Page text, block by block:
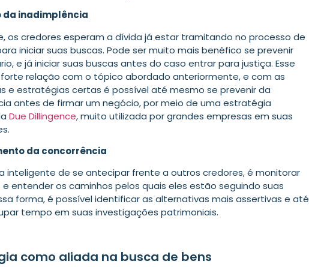
da inadimplência
os credores esperam a dívida já estar tramitando no processo de
iniciar suas buscas. Pode ser muito mais benéfico se prevenir
e já iniciar suas buscas antes do caso entrar para justiça. Esse
relação com o tópico abordado anteriormente, e com as
e estratégias certas é possível até mesmo se prevenir da
antes de firmar um negócio, por meio de uma estratégia
Due Dillingence, muito utilizada por grandes empresas em suas
da concorrência
inteligente de se antecipar frente a outros credores, é monitorar
entender os caminhos pelos quais eles estão seguindo suas
forma, é possível identificar as alternativas mais assertivas e até
tempo em suas investigações patrimoniais.
como aliada na busca de bens